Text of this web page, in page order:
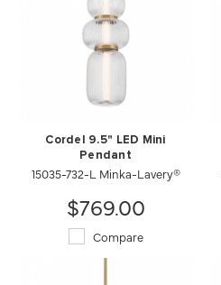
Cordel 9.5" LED Mini
Pendant
15035-732-L Minka-Lavery®
$769.00
Compare